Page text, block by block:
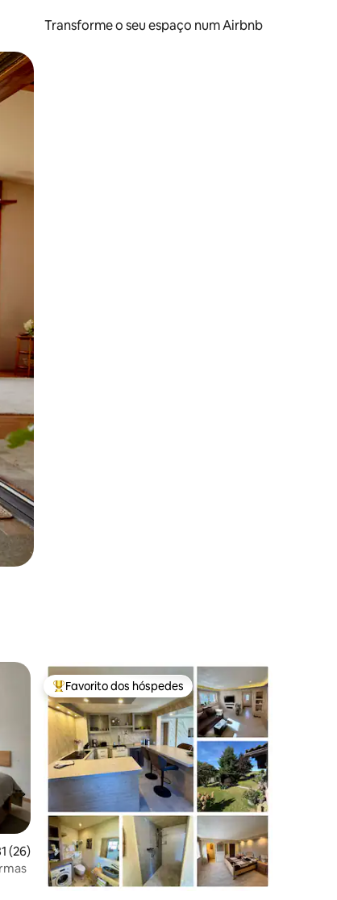
Transforme o seu espaço num Airbnb
toque ou deslize.
média de 4,81 em 5 estrelas, 26avaliações
(26)
Favoritos dos hóspedes mais apreciados
Favorito dos hóspedes